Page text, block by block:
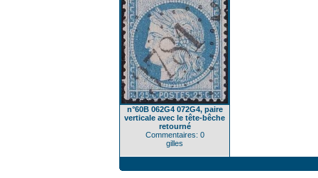
n°60B 062G4 072G4, paire
verticale avec le tête-bêche
retourné
Commentaires: 0
gilles